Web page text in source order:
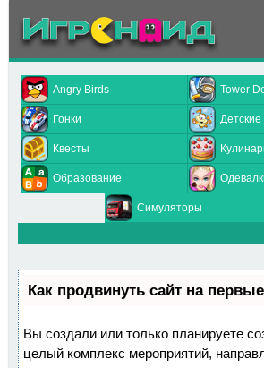
Angry Birds Tower
Гонки Детские
Квесты
Образование
Симуляторы
Как продвинуть сайт на
Вы создали или только планируете
целый комплекс мероприятий,